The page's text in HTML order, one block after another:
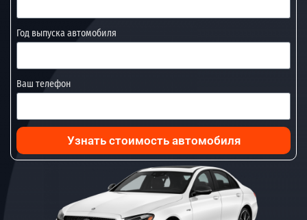
Год выпуска автомобиля
Ваш телефон
Узнать стоимость автомобиля